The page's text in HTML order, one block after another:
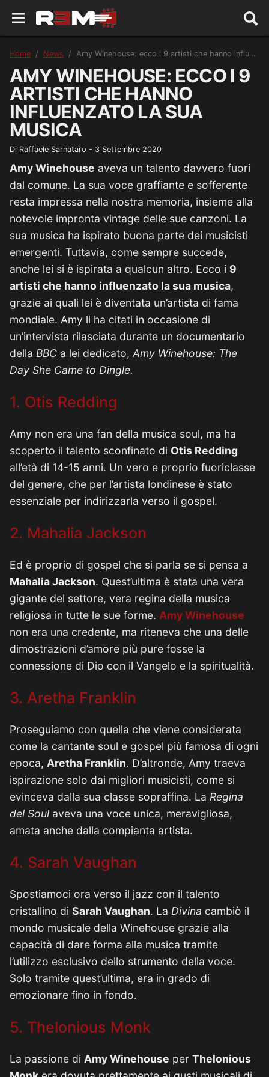
Home News Amy Winehouse: ecco i 9 artisti che hanno influenzato la sua musica
AMY WINEHOUSE: ECCO I 9
ARTISTI CHE HANNO
INFLUENZATO LA SUA
MUSICA
Di Raffaele Sarnataro - 3 Settembre 2020
Amy Winehouse aveva un talento davvero fuori
dal comune. La sua voce graffiante e sofferente
resta impressa nella nostra memoria, insieme alla
notevole impronta vintage delle sue canzoni. La
sua musica ha ispirato buona parte dei musicisti
emergenti. Tuttavia, come sempre succede,
anche lei si è ispirata a qualcun altro. Ecco i 9
artisti che hanno influenzato la sua musica,
grazie ai quali lei è diventata un’artista di fama
mondiale. Amy li ha citati in occasione di
un’intervista rilasciata durante un documentario
della BBC a lei dedicato, Amy Winehouse: The
Day She Came to Dingle.
1. Otis Redding
Amy non era una fan della musica soul, ma ha
scoperto il talento sconfinato di Otis Redding
all’età di 14-15 anni. Un vero e proprio fuoriclasse
del genere, che per l’artista londinese è stato
essenziale per indirizzarla verso il gospel.
2. Mahalia Jackson
Ed è proprio di gospel che si parla se si pensa a
Mahalia Jackson. Quest’ultima è stata una vera
gigante del settore, vera regina della musica
religiosa in tutte le sue forme. Amy Winehouse
non era una credente, ma riteneva che una delle
dimostrazioni d’amore più pure fosse la
connessione di Dio con il Vangelo e la spiritualità.
3. Aretha Franklin
Proseguiamo con quella che viene considerata
come la cantante soul e gospel più famosa di ogni
epoca, Aretha Franklin. D’altronde, Amy traeva
ispirazione solo dai migliori musicisti, come si
evinceva dalla sua classe sopraffina. La Regina
del Soul aveva una voce unica, meravigliosa,
amata anche dalla compianta artista.
4. Sarah Vaughan
Spostiamoci ora verso il jazz con il talento
cristallino di Sarah Vaughan. La Divina cambiò il
mondo musicale della Winehouse grazie alla
capacità di dare forma alla musica tramite
l’utilizzo esclusivo dello strumento della voce.
Solo tramite quest’ultima, era in grado di
emozionare fino in fondo.
5. Thelonious Monk
La passione di Amy Winehouse per Thelonious